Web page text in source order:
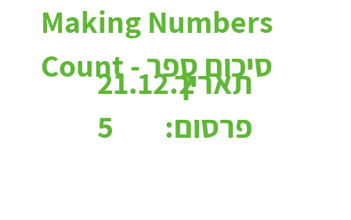
Making Numbers
Count - סיכום ספר21.12.2
5
תאריך
פרסום: